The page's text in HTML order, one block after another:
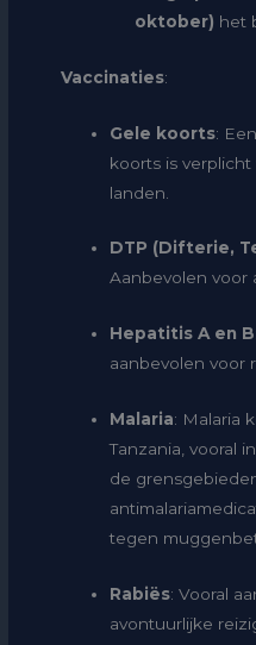
oktober) het
Vaccinaties:
Gele koorts:
koorts is
landen.
DTP (Difterie,
Aanbevolen voor
Hepatitis A en B
aanbevolen voor
Malaria: Malaria
Tanzania, vooral
de
tegen
Rabiës: Vooral
avontuurlijke